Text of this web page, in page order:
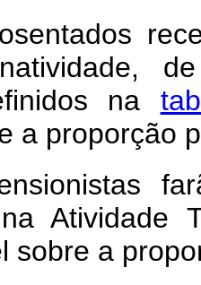
na
a proporção
Atividade
sobre a